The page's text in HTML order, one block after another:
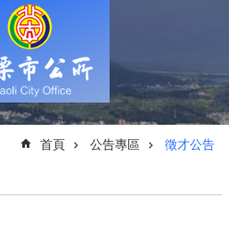
首頁 公告專區 徵才公告